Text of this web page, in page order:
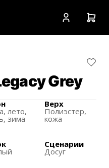
Grey
лето,
зима
Верх
Полиэстер,
кожа
Сценарии
Досуг